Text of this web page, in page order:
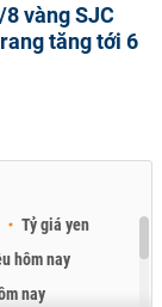
vàng SJC
tăng tới 6
Tỷ giá yen
hôm nay
nay